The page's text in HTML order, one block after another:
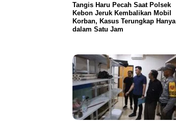
Tangis Haru Pecah Saat Polsek
Kebon Jeruk Kembalikan Mobil
Korban, Kasus Terungkap Hanya
dalam Satu Jam